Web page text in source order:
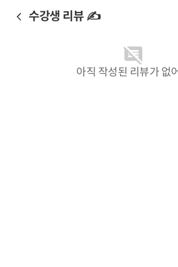
수강생 리뷰 ✍️
아직 작성된 리뷰가 없